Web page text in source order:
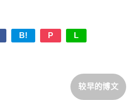
B! P L
较早的博文